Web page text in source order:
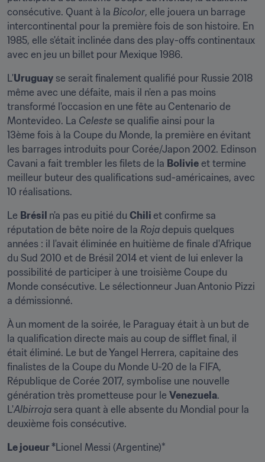
consécutive. Quant à la Bicolor, elle jouera un barrage
intercontinental pour la première fois de son histoire. En
1985, elle s'était inclinée dans des play-offs continentaux
avec en jeu un billet pour Mexique 1986.
L'Uruguay se serait finalement qualifié pour Russie 2018
même avec une défaite, mais il n'en a pas moins
transformé l'occasion en une fête au Centenario de
Montevideo. La Celeste se qualifie ainsi pour la
13ème fois à la Coupe du Monde, la première en évitant
les barrages introduits pour Corée/Japon 2002. Edinson
Cavani a fait trembler les filets de la Bolivie et termine
meilleur buteur des qualifications sud-américaines, avec
10 réalisations.
Le Brésil n'a pas eu pitié du Chili et confirme sa
réputation de bête noire de la Roja depuis quelques
années : il l'avait éliminée en huitième de finale d'Afrique
du Sud 2010 et de Brésil 2014 et vient de lui enlever la
possibilité de participer à une troisième Coupe du
Monde consécutive. Le sélectionneur Juan Antonio Pizzi
a démissionné.
À un moment de la soirée, le Paraguay était à un but de
la qualification directe mais au coup de sifflet final, il
était éliminé. Le but de Yangel Herrera, capitaine des
finalistes de la Coupe du Monde U-20 de la FIFA,
République de Corée 2017, symbolise une nouvelle
génération très prometteuse pour le Venezuela.
L'Albirroja sera quant à elle absente du Mondial pour la
deuxième fois consécutive.
Le joueur *Lionel Messi (Argentine)*